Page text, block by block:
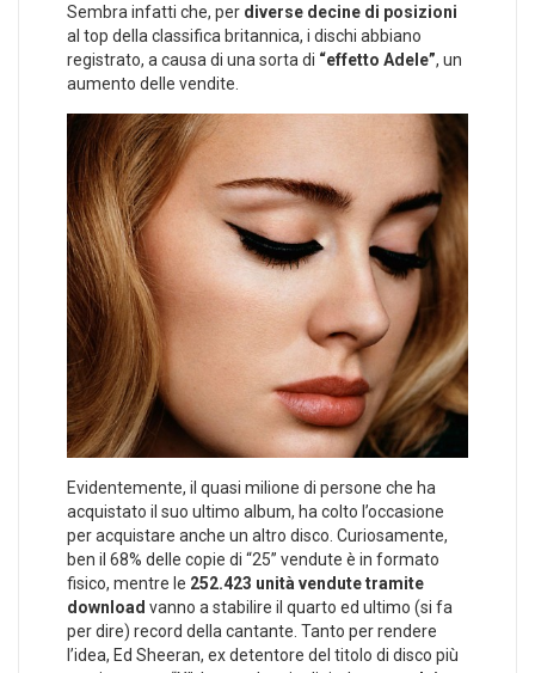
Sembra infatti che, per diverse decine di posizioni
al top della classifica britannica, i dischi abbiano
registrato, a causa di una sorta di “effetto Adele”, un
aumento delle vendite.
Evidentemente, il quasi milione di persone che ha
acquistato il suo ultimo album, ha colto l’occasione
per acquistare anche un altro disco. Curiosamente,
ben il 68% delle copie di “25” vendute è in formato
fisico, mentre le 252.423 unità vendute tramite
download vanno a stabilire il quarto ed ultimo (si fa
per dire) record della cantante. Tanto per rendere
l’idea, Ed Sheeran, ex detentore del titolo di disco più